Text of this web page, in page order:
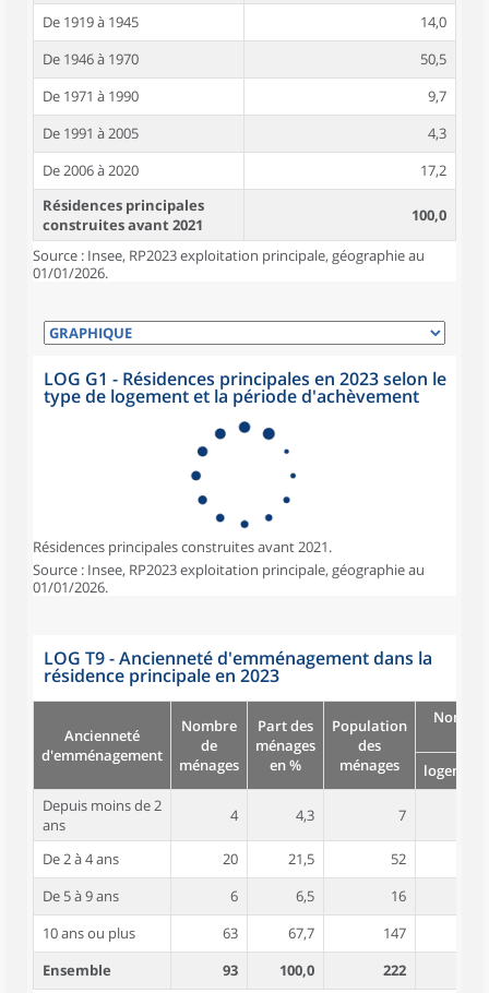
De 1919 à 1945
14,0
De 1946 à 1970
50,5
De 1971 à 1990
9,7
De 1991 à 2005
4,3
De 2006 à 2020
17,2
Résidences principales
construites avant 2021
100,0
Source : Insee, RP2023 exploitation principale, géographie au
01/01/2026.
LOG G1 - Résidences principales en 2023 selon le
type de logement et la période d'achèvement
Résidences principales construites avant 2021.
Source : Insee, RP2023 exploitation principale, géographie au
01/01/2026.
LOG T9 - Ancienneté d'emménagement dans la
résidence principale en 2023
Ancienneté
d'emménagement
Nombre
de
ménages
Part des
ménages
en %
Population
des
ménages
logement
Depuis moins de 2
ans
4 4,3 7
De 2 à 4 ans 20 21,5 52
De 5 à 9 ans
6 6,5 16
10 ans ou plus
63 67,7 147
Ensemble
93 100,0 222